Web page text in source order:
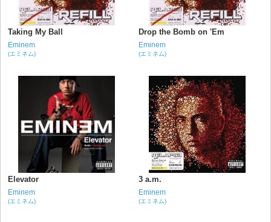
Taking My Ball
Eminem
(エミネム)
Drop the Bomb on 'Em
Eminem
(エミネム)
Elevator
Eminem
(エミネム)
3 a.m.
Eminem
(エミネム)